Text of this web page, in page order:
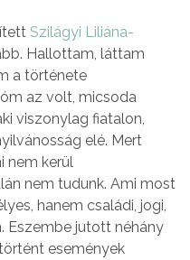
Szilágyi Liliána-
Hallottam, láttam
a története
az volt, micsoda
viszonylag fiatalon,
elé. Mert
nem kerül
nem tudunk. Ami most
hanem családi, jogi,
Eszembe jutott néhány
események